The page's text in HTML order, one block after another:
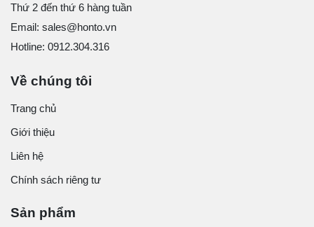
Thứ 2 đến thứ 6 hàng tuần
Email: sales@honto.vn
Hotline: 0912.304.316
Về chúng tôi
Trang chủ
Giới thiệu
Liên hệ
Chính sách riêng tư
Sản phẩm